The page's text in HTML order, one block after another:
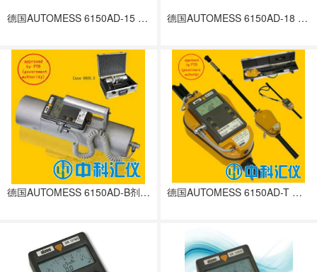
德国AUTOMESS 6150AD-15 GAMMA 剂量率仪 德国AUTOMESS 6150AD-18 GAMMA探测探头
德国AUTOMESS 6150AD-B剂量率仪 德国AUTOMESS 6150AD-T 剂量率仪